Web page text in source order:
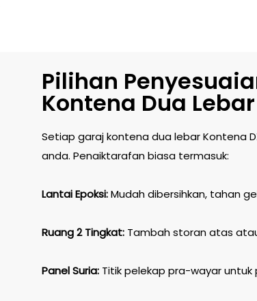
Pilihan
Kontena Dua Lebar
Setiap garaj kontena dua lebar Kontena
anda. Penaiktarafan biasa termasuk:
Lantai Epoksi:Mudah dibersihkan, tahan
Ruang 2 Tingkat: Tambah storan atas
Panel Suria: Titik pelekap pra-wayar untuk